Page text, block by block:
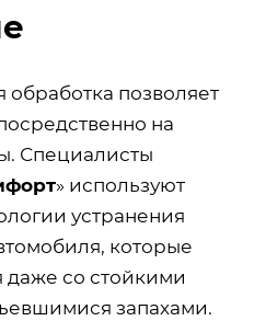
позволяет
на
Специалисты
» используют
устранения
которые
даже со стойкими
запахами.